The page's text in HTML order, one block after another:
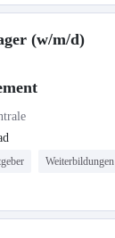
(w/m/d)
Weiterbildungen